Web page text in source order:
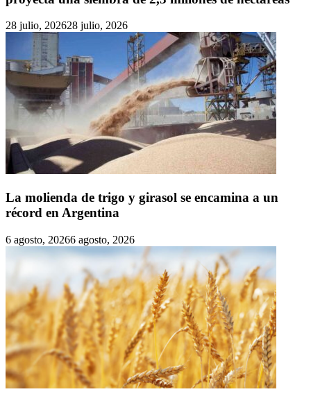
28 julio, 202628 julio, 2026
La molienda de trigo y girasol se encamina a un
récord en Argentina
6 agosto, 20266 agosto, 2026